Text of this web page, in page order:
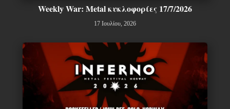
Weekly War: Metal κυκλοφορίες 17/7/2026
17 Ιουλίου, 2026